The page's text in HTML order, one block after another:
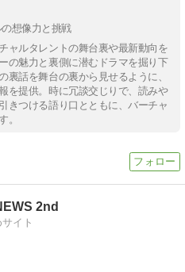
想像力と挑戦
ャルタレントの舞台裏や最新動向を
の魅力と裏側に潜むドラマを掘り下
裏話を舞台の裏から見せるように、
を提供。時に冗談交じりで、読みや
きつける語り口とともに、バーチャ
。
2nd
イト